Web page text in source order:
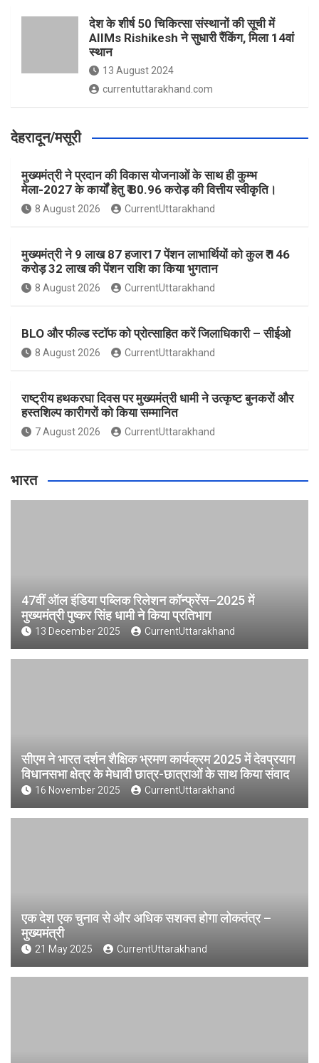
देश के शीर्ष 50 चिकित्सा संस्थानों की सूची में
AIIMs Rishikesh ने सुधारी रैंकिंग, मिला 14वां
स्थान
13 August 2024
currentuttarakhand.com
देहरादून/मसूरी
मुख्यमंत्री ने प्रदान की विकास योजनाओं के साथ ही कुम्भ
मेला-2027 के कार्यों हेतु ₹ 80.96 करोड़ की वित्तीय स्वीकृति।
8 August 2026 CurrentUttarakhand
मुख्यमंत्री ने 9 लाख 87 हजार17 पेंशन लाभार्थियों को कुल ₹ 146
करोड़ 32 लाख की पेंशन राशि का किया भुगतान
8 August 2026 CurrentUttarakhand
BLO और फील्ड स्टॉफ को प्रोत्साहित करें जिलाधिकारी – सीईओ
8 August 2026 CurrentUttarakhand
राष्ट्रीय हथकरघा दिवस पर मुख्यमंत्री धामी ने उत्कृष्ट बुनकरों और
हस्तशिल्प कारीगरों को किया सम्मानित
7 August 2026 CurrentUttarakhand
भारत
47वीं ऑल इंडिया पब्लिक रिलेशन कॉन्फ्रेंस–2025 में
मुख्यमंत्री पुष्कर सिंह धामी ने किया प्रतिभाग
13 December 2025 CurrentUttarakhand
सीएम ने भारत दर्शन शैक्षिक भ्रमण कार्यक्रम 2025 में देवप्रयाग
विधानसभा क्षेत्र के मेधावी छात्र-छात्राओं के साथ किया संवाद
16 November 2025 CurrentUttarakhand
एक देश एक चुनाव से और अधिक सशक्त होगा लोकतंत्र –
मुख्यमंत्री
21 May 2025 CurrentUttarakhand